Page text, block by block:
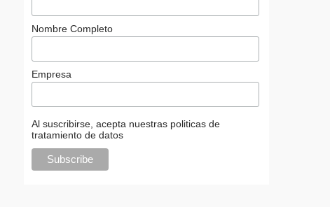
Nombre Completo
Empresa
Al suscribirse, acepta nuestras politicas de
tratamiento de datos